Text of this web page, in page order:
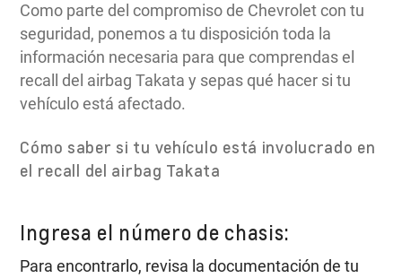
Como parte del compromiso de Chevrolet con tu
seguridad, ponemos a tu disposición toda la
información necesaria para que comprendas el
recall del airbag Takata y sepas qué hacer si tu
vehículo está afectado.
Cómo saber si tu vehículo está involucrado en
el recall del airbag Takata
Ingresa el número de chasis:
Para encontrarlo, revisa la documentación de tu